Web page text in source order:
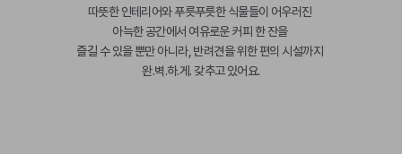
따뜻한 인테리어와 푸릇푸릇한 식물들이 어우러진
아늑한 공간에서 여유로운 커피 한 잔을
즐길 수 있을 뿐만 아니라, 반려견을 위한 편의 시설까지
완.벽.하.게. 갖추고 있어요.